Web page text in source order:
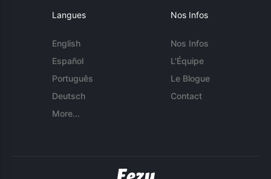
Langues
English
Español
Português
Deutsch
More...
Nos Infos
Nos Infos
L'Équipe
Le Blogue
Contact